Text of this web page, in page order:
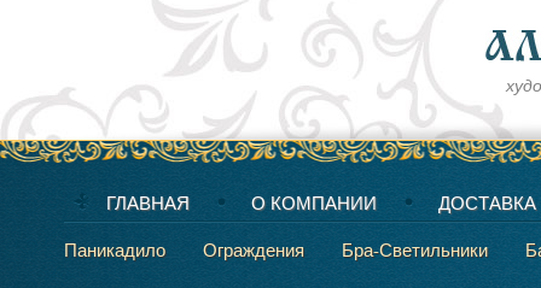
ГЛАВНАЯ О КОМПАНИИ
ДОСТАВКА
Паникадило
Ограждения Бра-Светильники